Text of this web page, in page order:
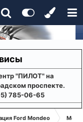
"ПИЛОТ" на
проспекте.
785-06-65
Ford Mondeo